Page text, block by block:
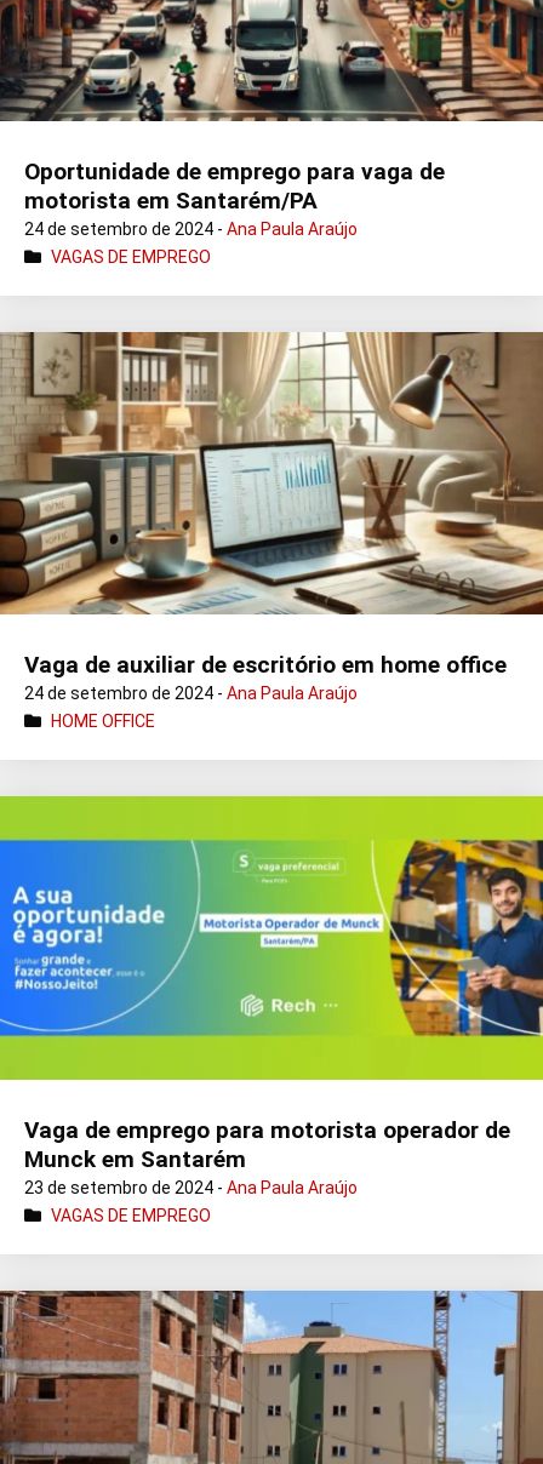
Oportunidade de emprego para vaga de
motorista em Santarém/PA
24 de setembro de 2024 - Ana Paula Araújo
VAGAS DE EMPREGO
Vaga de auxiliar de escritório em home office
24 de setembro de 2024 - Ana Paula Araújo
HOME OFFICE
Vaga de emprego para motorista operador de
Munck em Santarém
23 de setembro de 2024 - Ana Paula Araújo
VAGAS DE EMPREGO